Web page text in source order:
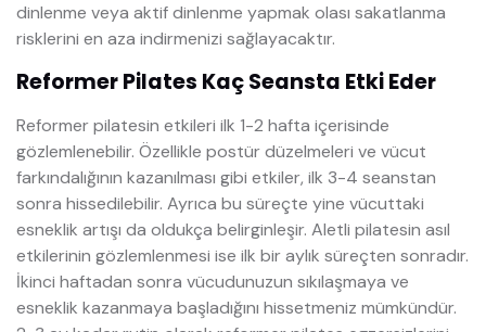
dinlenme veya aktif dinlenme yapmak olası sakatlanma
risklerini en aza indirmenizi sağlayacaktır.
Reformer Pilates Kaç Seansta Etki Eder
Reformer pilatesin etkileri ilk 1-2 hafta içerisinde
gözlemlenebilir. Özellikle postür düzelmeleri ve vücut
farkındalığının kazanılması gibi etkiler, ilk 3-4 seanstan
sonra hissedilebilir. Ayrıca bu süreçte yine vücuttaki
esneklik artışı da oldukça belirginleşir. Aletli pilatesin asıl
etkilerinin gözlemlenmesi ise ilk bir aylık süreçten sonradır.
İkinci haftadan sonra vücudunuzun sıkılaşmaya ve
esneklik kazanmaya başladığını hissetmeniz mümkündür.